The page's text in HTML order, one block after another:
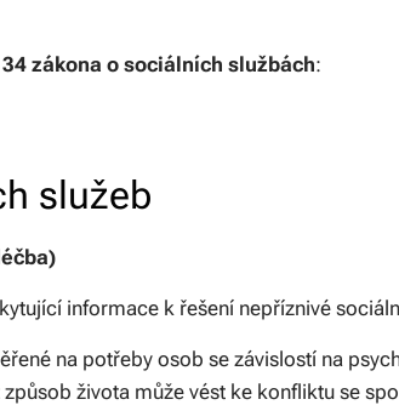
zákona o sociálních službách:
služeb
informace k řešení nepříznivé
na potřeby osob se závislostí na
života může vést ke konfliktu se